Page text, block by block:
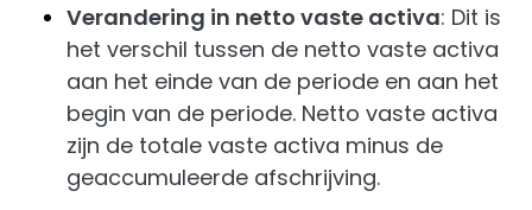
Verandering in netto vaste activa: Dit is
het verschil tussen de netto vaste activa
aan het einde van de periode en aan het
begin van de periode. Netto vaste activa
zijn de totale vaste activa minus de
geaccumuleerde afschrijving.